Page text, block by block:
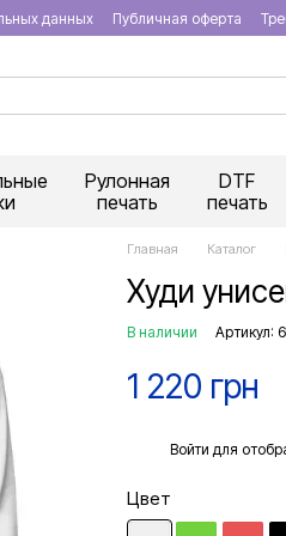
данных Публичная оферта
Рулонная
печать
DTF
печать
Главная Каталог
Худи
В наличии Артикул:
1 220 грн
Войти для
Цвет